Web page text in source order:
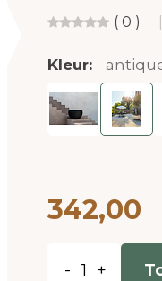
( 0 )
Kleur:
342,00
- +